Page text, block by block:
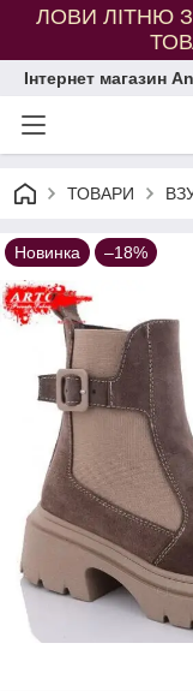
ЛОВИ ЛІТНЮ
Інтернет магазин
ТОВАРИ
Новинка –18%